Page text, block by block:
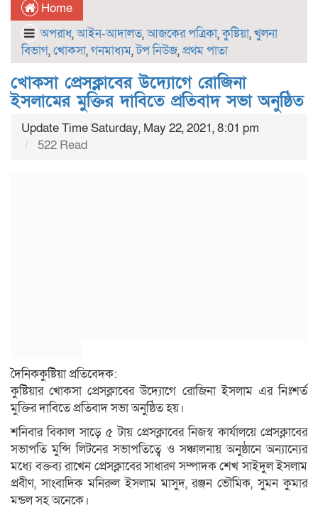
Home
অপরাধ,আইন-আদালত,আজকের পত্রিকা,কুষ্টিয়া,খুলনা
বিভাগ,খোকসা,গনমাধ্যম,টপ নিউজ,প্রথম পাতা
খোকসা প্রেসক্লাবের উদ্যোগে রোজিনা
ইসলামের মুক্তির দাবিতে প্রতিবাদ সভা অনুষ্ঠিত
Update Time Saturday, May 22, 2021, 8:01 pm
522 Read
দৈনিককুষ্টিয়া প্রতিবেদক:
কুষ্টিয়ার খোকসা প্রেসক্লাবের উদ্যোগে রোজিনা ইসলাম এর নিঃশর্ত
মুক্তির দাবিতে প্রতিবাদ সভা অনুষ্ঠিত হয়।
শনিবার বিকাল সাড়ে ৫ টায় প্রেসক্লাবের নিজস্ব কার্যালয়ে প্রেসক্লাবের
সভাপতি মুন্সি লিটনের সভাপতিত্বে ও সঞ্চালনায় অনুষ্ঠানে অন্যান্যের
মধ্যে বক্তব্য রাখেন প্রেসক্লাবের সাধারণ সম্পাদক শেখ সাইদুল ইসলাম
প্রবীণ, সাংবাদিক মনিরুল ইসলাম মাসুদ, রঞ্জন ভৌমিক, সুমন কুমার
মন্ডল সহ অনেকে।